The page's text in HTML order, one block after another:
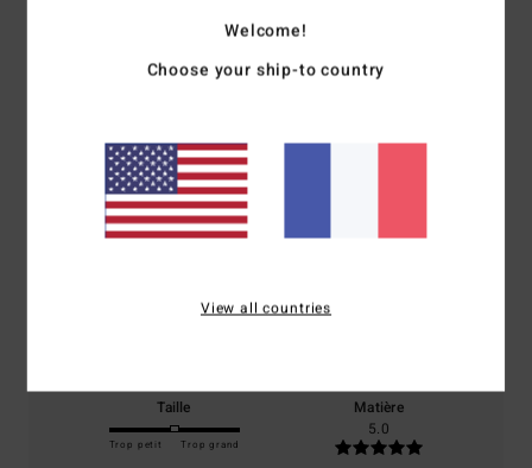
Note moyenne
5.0/5
basé sur1 avis vérifiés
100% de nos clients recommandent ce produit
Rapport qualité / prix
Taille
Trop petit Trop grand
Matière
5.0
Welcome!
Choose your ship-to country
View all countries